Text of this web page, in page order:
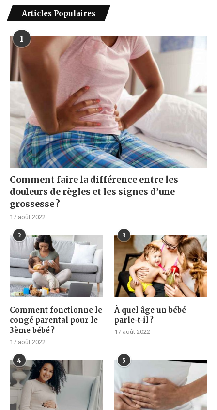
Articles Populaires
1
Comment faire la différence entre les
douleurs de règles et les signes d’une
grossesse ?
17 août 2022
2
Comment fonctionne le
congé parental pour le
3ème bébé ?
17 août 2022
3
À quel âge un bébé
parle-t-il ?
17 août 2022
4 5